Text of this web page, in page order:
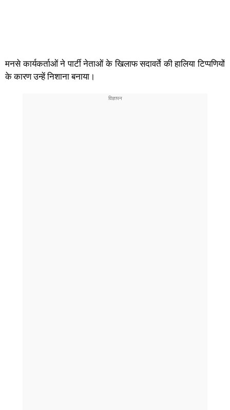
मनसे कार्यकर्ताओं ने पार्टी नेताओं के खिलाफ सदावर्ते की हालिया टिप्पणियों
के कारण उन्हें निशाना बनाया।